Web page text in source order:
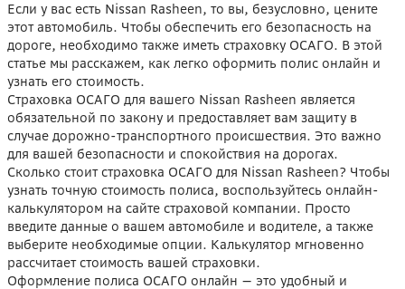
Если у вас есть Nissan Rasheen, то вы, безусловно, цените
этот автомобиль. Чтобы обеспечить его безопасность на
дороге, необходимо также иметь страховку ОСАГО. В этой
статье мы расскажем, как легко оформить полис онлайн и
узнать его стоимость.
Страховка ОСАГО для вашего Nissan Rasheen является
обязательной по закону и предоставляет вам защиту в
случае дорожно-транспортного происшествия. Это важно
для вашей безопасности и спокойствия на дорогах.
Сколько стоит страховка ОСАГО для Nissan Rasheen? Чтобы
узнать точную стоимость полиса, воспользуйтесь онлайн-
калькулятором на сайте страховой компании. Просто
введите данные о вашем автомобиле и водителе, а также
выберите необходимые опции. Калькулятор мгновенно
рассчитает стоимость вашей страховки.
Оформление полиса ОСАГО онлайн — это удобный и